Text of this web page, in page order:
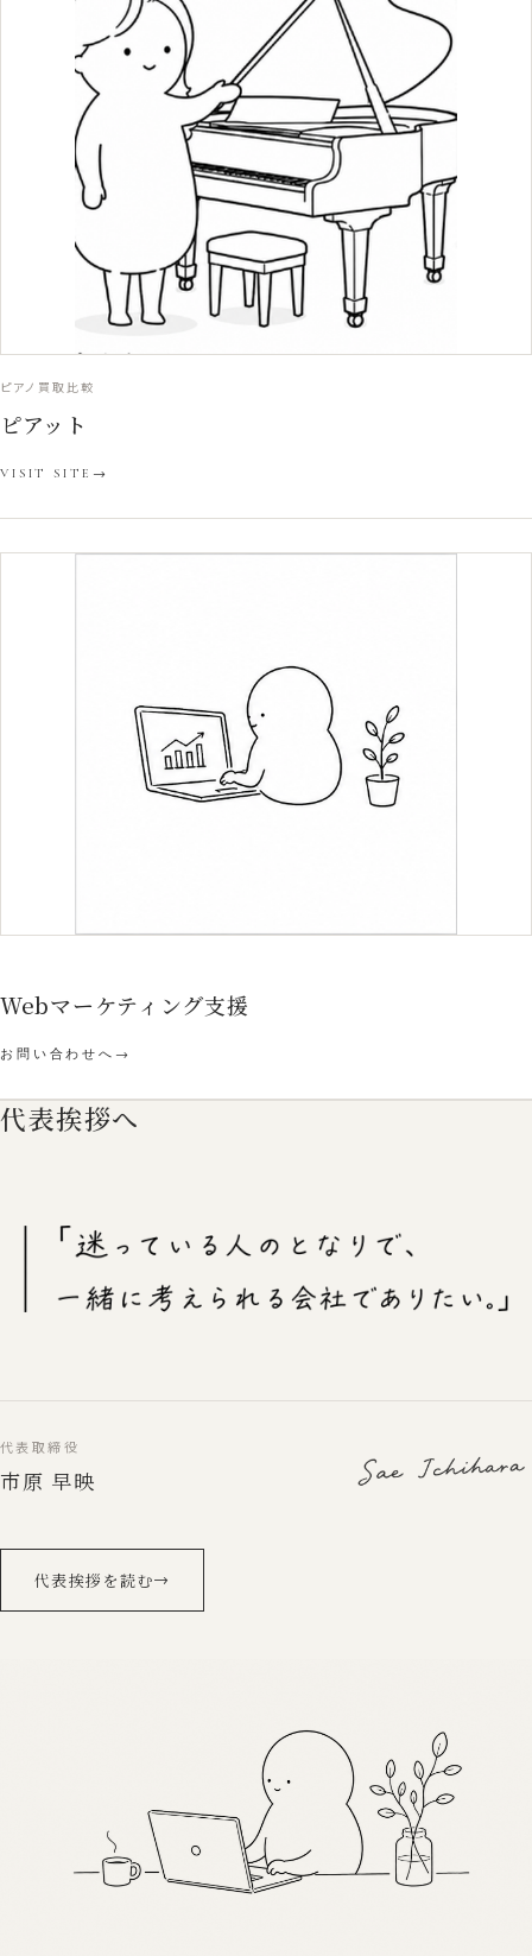
ピアノ買取比較
ピアット
VISIT SITE
Webマーケティング支援
お問い合わせへ
代表挨拶へ
代表取締役
市原 早映
代表挨拶を読む→